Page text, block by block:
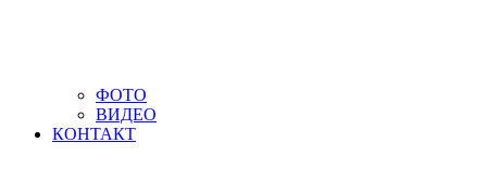
ФОТО
ВИДЕО
КОНТАКТ